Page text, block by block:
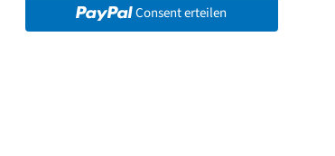
Consent erteilen